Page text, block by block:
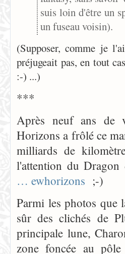
suis loin d'être un
un fuseau voisin).
(Supposer, comme je
préjugeait pas, en tout
:-) ...)
***
Après neuf ans de
Horizons a frôlé ce
milliards de
l'attention du
… ewhorizons ;-)
Parmi les photos que
sûr des clichés de
principale lune,
zone foncée au